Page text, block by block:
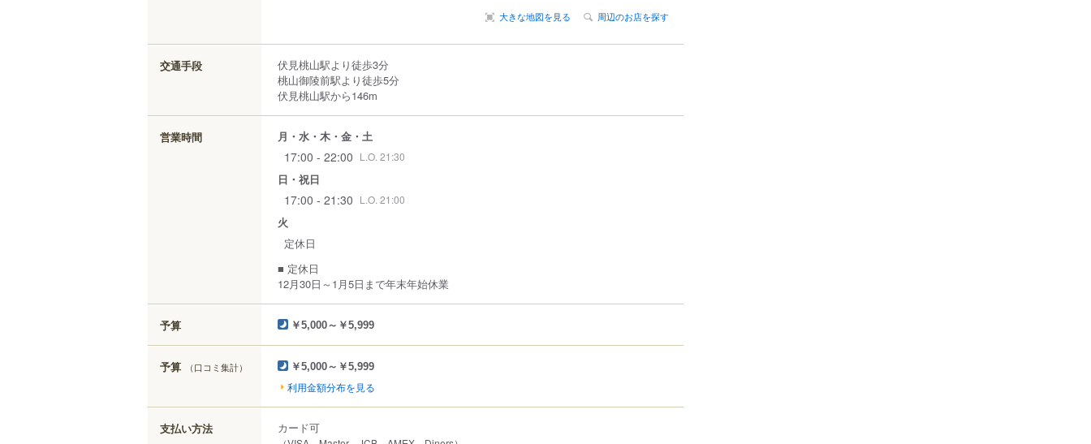
大きな地図を見る 周辺のお店を探す
交通手段
伏見桃山駅より徒歩3分
桃山御陵前駅より徒歩5分
伏見桃山駅から146m
営業時間 月・水・木・金・土
17:00 - 22:00 L.O. 21:30
日・祝日
17:00 - 21:30 L.O. 21:00
火
定休日
■ 定休日
12月30日～1月5日まで年末年始休業
予算 ￥5,000～￥5,999
予算 （口コミ集計） ￥5,000～￥5,999
利用金額分布を見る
支払い方法 カード可